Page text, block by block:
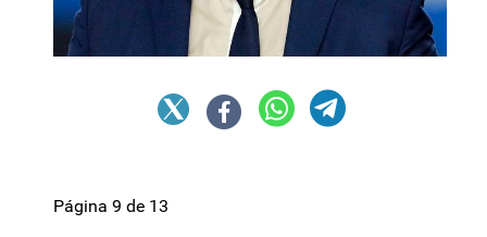
Página 9 de 13